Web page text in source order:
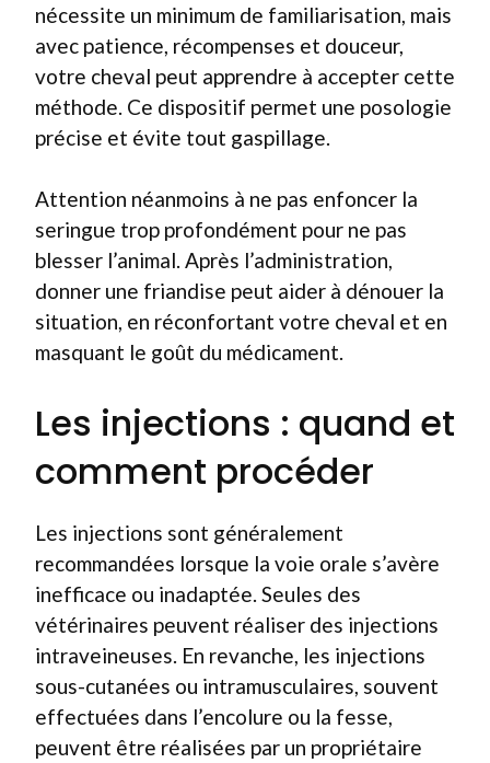
nécessite un minimum de familiarisation, mais
avec patience, récompenses et douceur,
votre cheval peut apprendre à accepter cette
méthode. Ce dispositif permet une posologie
précise et évite tout gaspillage.
Attention néanmoins à ne pas enfoncer la
seringue trop profondément pour ne pas
blesser l’animal. Après l’administration,
donner une friandise peut aider à dénouer la
situation, en réconfortant votre cheval et en
masquant le goût du médicament.
Les injections : quand et
comment procéder
Les injections sont généralement
recommandées lorsque la voie orale s’avère
inefficace ou inadaptée. Seules des
vétérinaires peuvent réaliser des injections
intraveineuses. En revanche, les injections
sous-cutanées ou intramusculaires, souvent
effectuées dans l’encolure ou la fesse,
peuvent être réalisées par un propriétaire